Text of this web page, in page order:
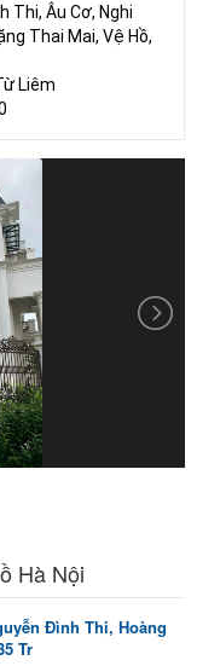
Thi, Âu Cơ, Nghi
Thai Mai, Vệ Hồ,
Liêm
Hà Nội
Đình Thi, Hoàng
Tr